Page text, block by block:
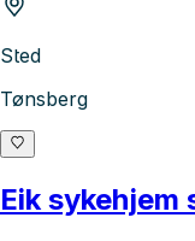
Sted
Tønsberg
Eik sykehjem